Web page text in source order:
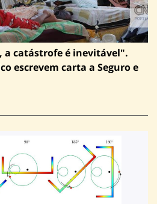
a catástrofe é inevitável".
escrevem carta a Seguro e